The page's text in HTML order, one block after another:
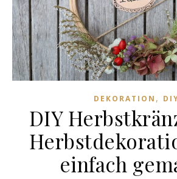
DEKORATION ,
DIY
einfach